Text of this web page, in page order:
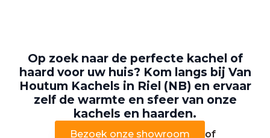
Op zoek naar de perfecte kachel of
haard voor uw huis? Kom langs bij Van
Houtum Kachels in Riel (NB) en ervaar
zelf de warmte en sfeer van onze
kachels en haarden.
Bezoek onze showroom of